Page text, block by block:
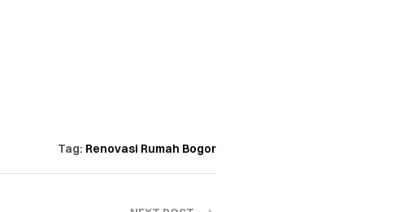
Tag: Renovasi Rumah Bogor